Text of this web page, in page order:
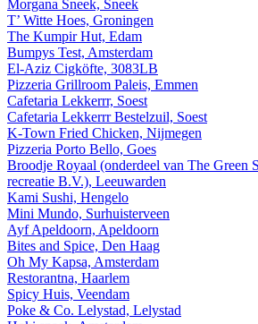
Morgana Sneek, Sneek
T’ Witte Hoes, Groningen
The Kumpir Hut, Edam
Bumpys Test, Amsterdam
El-Aziz Cigköfte, 3083LB
Pizzeria Grillroom Paleis, Emmen
Cafetaria Lekkerrr, Soest
Cafetaria Lekkerrr Bestelzuil, Soest
K-Town Fried Chicken, Nijmegen
Pizzeria Porto Bello, Goes
Broodje Royaal (onderdeel van The Green
recreatie B.V.), Leeuwarden
Kami Sushi, Hengelo
Mini Mundo, Surhuisterveen
Ayf Apeldoorn, Apeldoorn
Bites and Spice, Den Haag
Oh My Kapsa, Amsterdam
Restorantna, Haarlem
Spicy Huis, Veendam
Poke & Co. Lelystad, Lelystad